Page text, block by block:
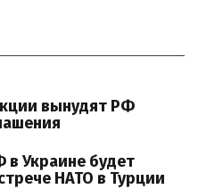
вынудят РФ
в Украине будет
НАТО в Турции